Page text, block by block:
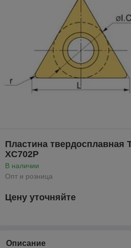
Пластина твердосплавная
XC702P
В наличии
Опт и розница
Цену уточняйте
Описание